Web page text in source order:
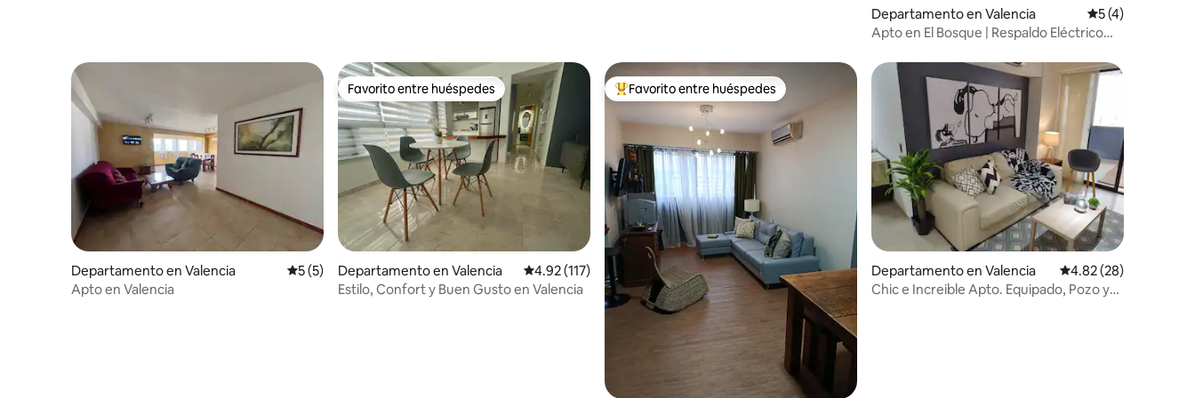
Departamento en Valencia Calificación
5 (4)
Apto en El Bosque | Respaldo Eléctrico
Departamento en Valencia Calificación promedio: 5 de 5; 5 evaluaciones
5 (5)
Apto en Valencia
Favorito entre huéspedes
Favorito entre huéspedes
Departamento en Valencia Calificación promedio: 4.92 de 5; 117 evaluaciones
4.92 (117)
Estilo, Confort y Buen Gusto en Valencia
De los mejores en Favorito entre huéspedes
Favorito entre huéspedes
Departamento en Valencia Calificación
4.82 (28)
Chic e Increible Apto. Equipado, Pozo y